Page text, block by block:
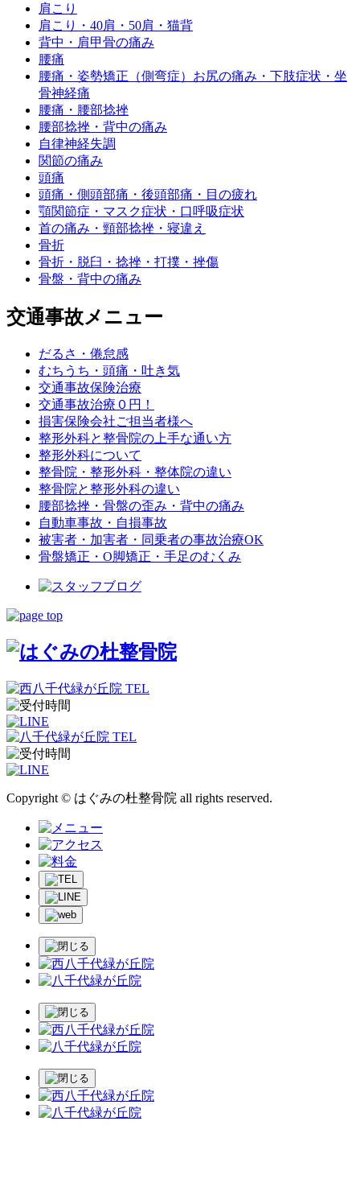
肩こり
肩こり・40肩・50肩・猫背
背中・肩甲骨の痛み
腰痛
腰痛・姿勢矯正（側弯症）お尻の痛み・下肢症状・坐
骨神経痛
腰痛・腰部捻挫
腰部捻挫・背中の痛み
自律神経失調
関節の痛み
頭痛
頭痛・側頭部痛・後頭部痛・目の疲れ
顎関節症・マスク症状・口呼吸症状
首の痛み・頸部捻挫・寝違え
骨折
骨折・脱臼・捻挫・打撲・挫傷
骨盤・背中の痛み
交通事故メニュー
だるさ・倦怠感
むちうち・頭痛・吐き気
交通事故保険治療
交通事故治療０円！
損害保険会社ご担当者様へ
整形外科と整骨院の上手な通い方
整形外科について
整骨院・整形外科・整体院の違い
整骨院と整形外科の違い
腰部捻挫・骨盤の歪み・背中の痛み
自動車事故・自損事故
被害者・加害者・同乗者の事故治療OK
骨盤矯正・O脚矯正・手足のむくみ
Copyright © はぐみの杜整骨院 all rights reserved.